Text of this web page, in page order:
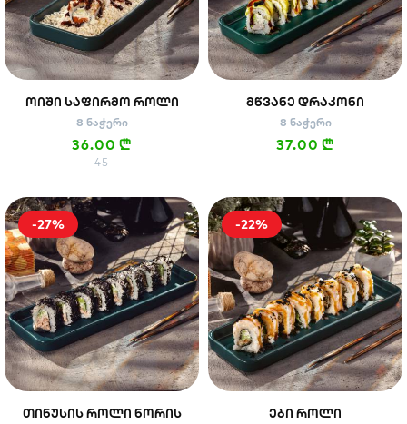
ᲝᲘᲨᲘ ᲡᲐᲤᲘᲠᲛᲝ ᲠᲝᲚᲘ
8 ნაჭერი
36.00 n
45
ᲛᲬᲕᲐᲜᲔ ᲓᲠᲐᲙᲝᲜᲘ
8 ნაჭერი
37.00 n
-27%
ᲗᲘᲜᲣᲡᲘᲡ ᲠᲝᲚᲘ ᲜᲝᲠᲘᲡ
-22%
ᲔᲑᲘ ᲠᲝᲚᲘ